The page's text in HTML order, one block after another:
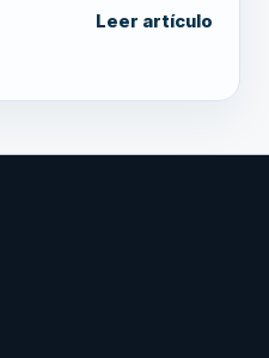
Leer artículo